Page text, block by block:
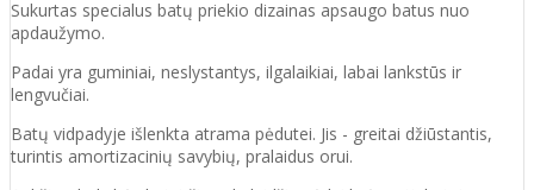
Sukurtas specialus batų priekio dizainas apsaugo batus nuo
apdaužymo.
Padai yra guminiai, neslystantys, ilgalaikiai, labai lankstūs ir
lengvučiai.
Batų vidpadyje išlenkta atrama pėdutei. Jis - greitai džiūstantis,
turintis amortizacinių savybių, pralaidus orui.